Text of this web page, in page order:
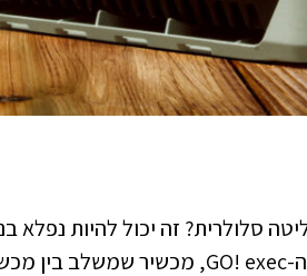
סלולרית? זה יכול להיות נפלא